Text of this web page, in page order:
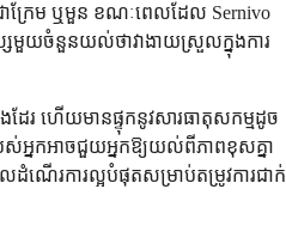
ាក្រែម ឬមួន ខណៈពេលដែល Sernivo
សមួយចំនួនយល់ថាវាងាយស្រួលក្នុងការ
ហើយមានផ្ទុកនូវសារធាតុសកម្មដូច
ស់អ្នកអាចជួយអ្នកឱ្យយល់ពីភាពខុសគ្នា
ដំណើរការល្អបំផុតសម្រាប់តម្រូវការជាក់